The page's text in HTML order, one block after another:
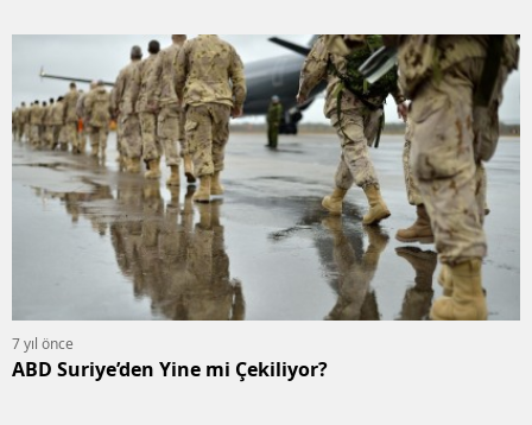
7 yıl önce
ABD Suriye’den Yine mi Çekiliyor?